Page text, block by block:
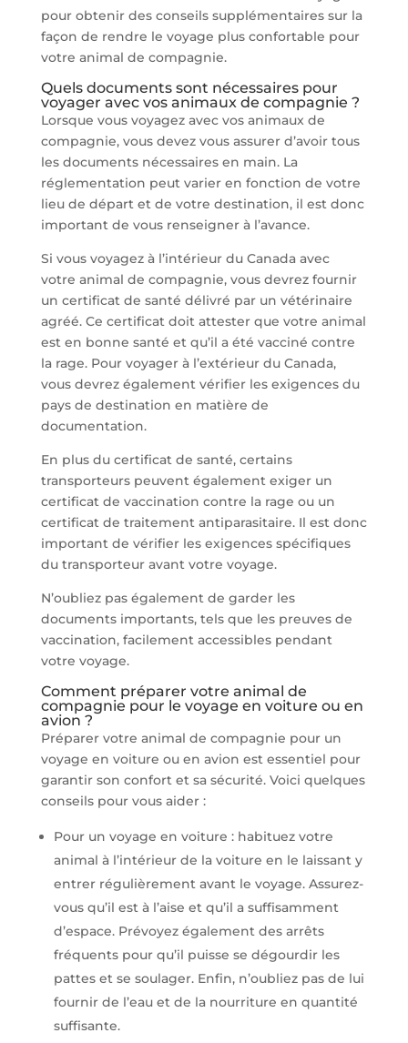
pour obtenir des conseils supplémentaires sur la
façon de rendre le voyage plus confortable pour
votre animal de compagnie.
Quels documents sont nécessaires pour
voyager avec vos animaux de compagnie ?
Lorsque vous voyagez avec vos animaux de
compagnie, vous devez vous assurer d’avoir tous
les documents nécessaires en main. La
réglementation peut varier en fonction de votre
lieu de départ et de votre destination, il est donc
important de vous renseigner à l’avance.
Si vous voyagez à l’intérieur du Canada avec
votre animal de compagnie, vous devrez fournir
un certificat de santé délivré par un vétérinaire
agréé. Ce certificat doit attester que votre animal
est en bonne santé et qu’il a été vacciné contre
la rage. Pour voyager à l’extérieur du Canada,
vous devrez également vérifier les exigences du
pays de destination en matière de
documentation.
En plus du certificat de santé, certains
transporteurs peuvent également exiger un
certificat de vaccination contre la rage ou un
certificat de traitement antiparasitaire. Il est donc
important de vérifier les exigences spécifiques
du transporteur avant votre voyage.
N’oubliez pas également de garder les
documents importants, tels que les preuves de
vaccination, facilement accessibles pendant
votre voyage.
Comment préparer votre animal de
compagnie pour le voyage en voiture ou en
avion ?
Préparer votre animal de compagnie pour un
voyage en voiture ou en avion est essentiel pour
garantir son confort et sa sécurité. Voici quelques
conseils pour vous aider :
Pour un voyage en voiture : habituez votre
animal à l’intérieur de la voiture en le laissant y
entrer régulièrement avant le voyage. Assurez-
vous qu’il est à l’aise et qu’il a suffisamment
d’espace. Prévoyez également des arrêts
fréquents pour qu’il puisse se dégourdir les
pattes et se soulager. Enfin, n’oubliez pas de lui
fournir de l’eau et de la nourriture en quantité
suffisante.